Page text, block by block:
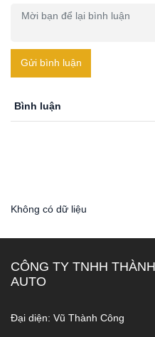
Gửi bình luận
Bình luận
Không có dữ liệu
CÔNG TY TNHH
AUTO
Đại diện: Vũ Thành Công